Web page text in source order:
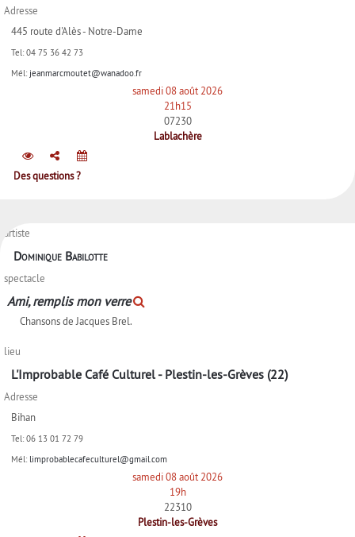
Adresse
445 route d'Alès - Notre-Dame
Tel: 04 75 36 42 73
Mél: jeanmarcmoutet@wanadoo.fr
samedi 08 août 2026
21h15
07230
Lablachère
Des questions ?
artiste
Dominique Babilotte
spectacle
Ami, remplis mon verre
Chansons de Jacques Brel.
lieu
L'Improbable Café Culturel - Plestin-les-Grèves (22)
Adresse
Bihan
Tel: 06 13 01 72 79
Mél: limprobablecafeculturel@gmail.com
samedi 08 août 2026
19h
22310
Plestin-les-Grèves